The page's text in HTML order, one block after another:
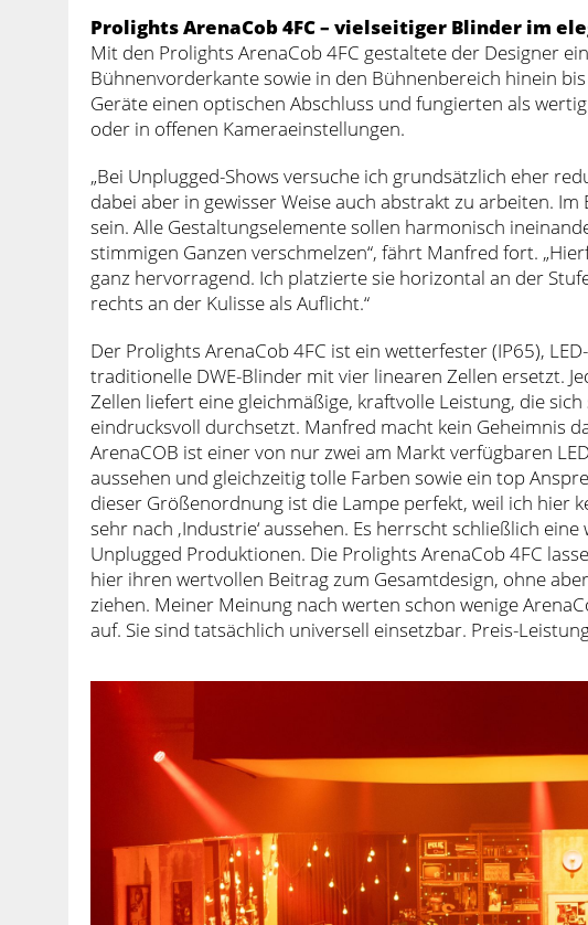
Prolights ArenaCob 4FC – vielseitiger Blinder im
Mit den Prolights ArenaCob 4FC gestaltete der Designer
Bühnenvorderkante sowie in den Bühnenbereich hinein
Geräte einen optischen Abschluss und fungierten als
oder in offenen Kameraeinstellungen.
„Bei Unplugged-Shows versuche ich grundsätzlich eher
dabei aber in gewisser Weise auch abstrakt zu arbeiten.
sein. Alle Gestaltungselemente sollen harmonisch
stimmigen Ganzen verschmelzen“, fährt Manfred fort.
ganz hervorragend. Ich platzierte sie horizontal an der
rechts an der Kulisse als Auflicht.“
Der Prolights ArenaCob 4FC ist ein wetterfester (IP65),
traditionelle DWE-Blinder mit vier linearen Zellen ersetzt.
Zellen liefert eine gleichmäßige, kraftvolle Leistung, die
eindrucksvoll durchsetzt. Manfred macht kein Geheimnis
ArenaCOB ist einer von nur zwei am Markt verfügbaren
aussehen und gleichzeitig tolle Farben sowie ein top
dieser Größenordnung ist die Lampe perfekt, weil ich hier
sehr nach ‚Industrie‘ aussehen. Es herrscht schließlich
Unplugged Produktionen. Die Prolights ArenaCob 4FC
hier ihren wertvollen Beitrag zum Gesamtdesign, ohne
ziehen. Meiner Meinung nach werten schon wenige
auf. Sie sind tatsächlich universell einsetzbar. Preis-